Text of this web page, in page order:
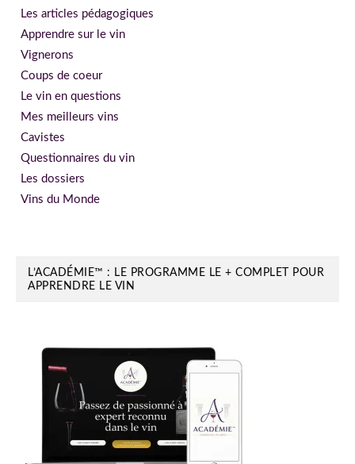
Les articles pédagogiques
Apprendre sur le vin
Vignerons
Coups de coeur
Le vin en questions
Mes meilleurs vins
Cavistes
Questionnaires du vin
Les dossiers
Vins du Monde
L’ACADÉMIE™ : LE PROGRAMME LE + COMPLET POUR
APPRENDRE LE VIN